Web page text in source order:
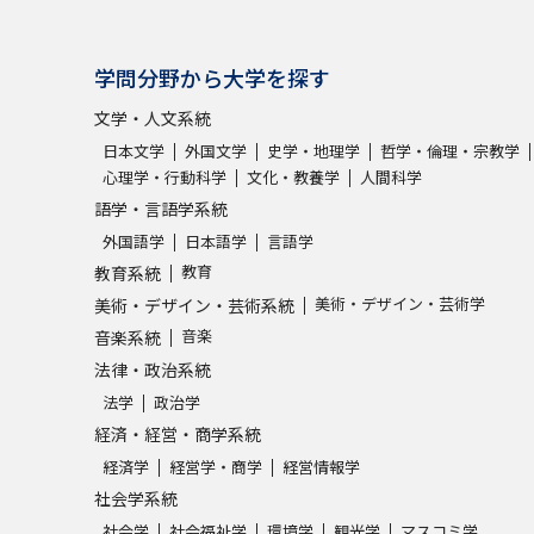
学問分野から大学を探す
文学・人文系統
日本文学 外国文学 史学・地理学
哲学・倫理・宗教学
心理学・行動科学
文化・教養学 人間科学
語学・言語学系統
外国語学 日本語学 言語学
教育系統 教育
美術・デザイン・芸術系統 美術・デザイン・芸術学
音楽系統 音楽
法律・政治系統
法学 政治学
経済・経営・商学系統
経済学 経営学・商学 経営情報学
社会学系統